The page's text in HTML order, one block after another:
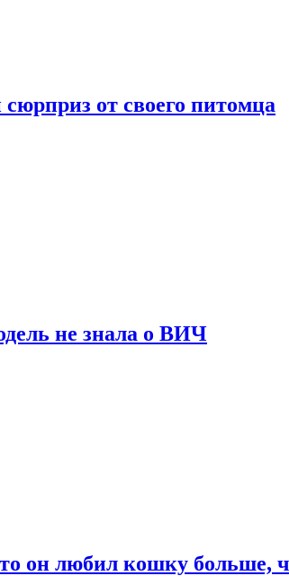
от своего питомца
не знала о ВИЧ
он любил кошку больше,